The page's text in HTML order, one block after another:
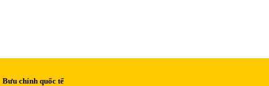
Bưu chính quốc tế